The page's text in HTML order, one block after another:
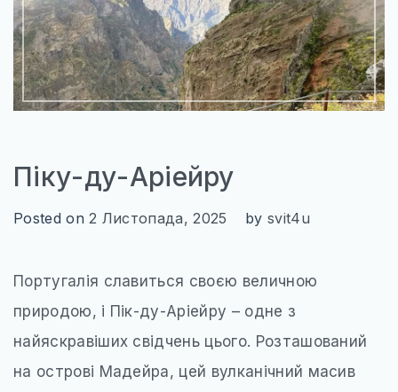
КАРТИ
ПРОЖИВАННЯ
ПУТІВНИКИ
Піку-ду-Аріейру
Posted on2 Листопада, 2025 by svit4u
Португалія славиться своєю величною
природою, і Пік-ду-Аріейру – одне з
найяскравіших свідчень цього. Розташований
на острові Мадейра, цей вулканічний масив